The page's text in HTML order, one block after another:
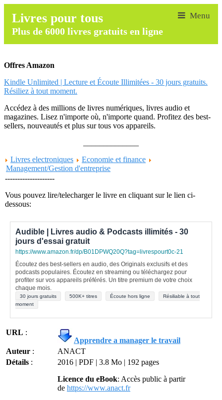
Livres pour tous
Plus de 6000 livres gratuits en ligne
Offres Amazon
Kindle Unlimited | Lecture et Écoute Illimitées - 30 jours gratuits.
Résiliez à tout moment.
Accédez à des millions de livres numériques, livres audio et
magazines. Lisez n'importe où, n'importe quand. Profitez des best-
sellers, nouveautés et plus sur tous vos appareils.
Livres electroniques
Economie et finance
Management/Gestion d'entreprise
--------------------
Vous pouvez lire/telecharger le livre en cliquant sur le lien ci-
dessous:
Audible | Livres audio & Podcasts illimités - 30
jours d'essai gratuit
https://www.amazon.fr/dp/B01DPWQ20Q?tag=livrespourt0c-21
Écoutez des best-sellers en audio, des Originals exclusifs et des
podcasts populaires. Écoutez en streaming ou téléchargez pour
profiter sur vos appareils préférés. Un titre premium de votre choix
chaque mois.
30 jours gratuits 500K+ titres Écoute hors ligne
Résiliable à tout
moment
URL :
Apprendre a manager le travail
Auteur :
ANACT
Détails :
2016 | PDF | 3.8 Mo | 192 pages
Licence du eBook: Accès public à partir
de https://www.anact.fr